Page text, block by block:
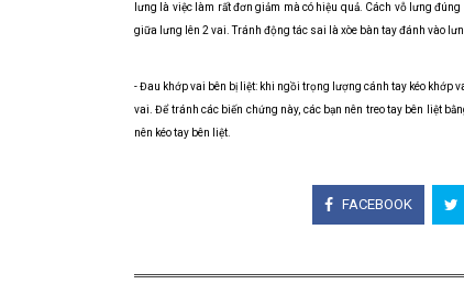
lưng là việc làm rất đơn giảm mà có hiệu quả. Cách vỗ lưng
giữa lưng lên 2 vai. Tránh động tác sai là xòe bàn tay đánh vào
- Đau khớp vai bên bị liệt: khi ngồi trọng lượng cánh tay kéo khớp
vai. Để tránh các biến chứng này, các bạn nên treo tay bên liệt
nên kéo tay bên liệt.
FACEBOOK